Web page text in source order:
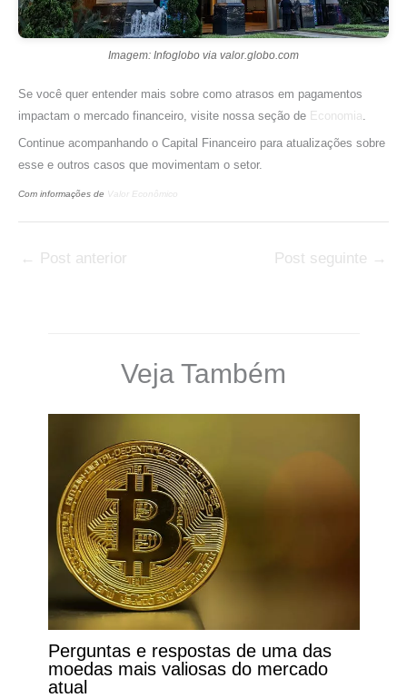
Imagem: Infoglobo via valor.globo.com
Se você quer entender mais sobre como atrasos em pagamentos
impactam o mercado financeiro, visite nossa seção de Economia
Continue acompanhando o Capital Financeiro para atualizações sobre
esse e outros casos que movimentam o setor.
Com informações de Valor Econômico
← Post anterior Post seguinte →
Veja Também
Perguntas e respostas de uma das
moedas mais valiosas do mercado
atual